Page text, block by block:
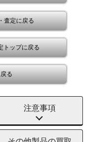
査定に戻る
トップに戻る
る
注意事項